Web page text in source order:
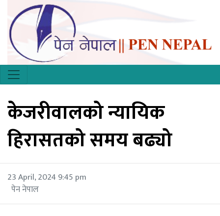
केजरीवालको न्यायिक
हिरासतको समय बढ्यो
23 April, 2024 9:45 pm
पेन नेपाल